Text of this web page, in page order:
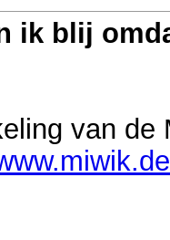
ik blij
van de